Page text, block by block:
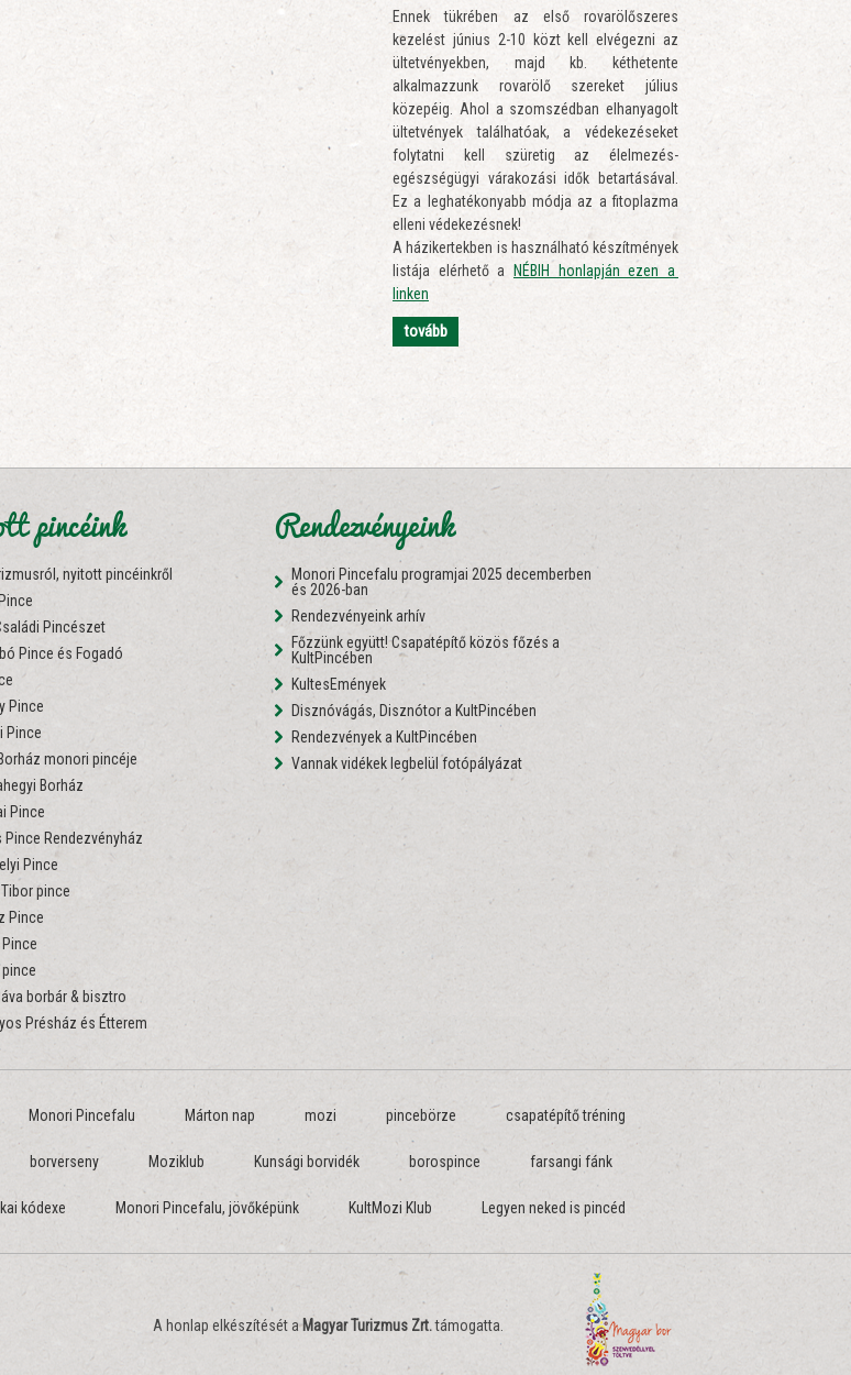
Ennek tükrében az első rovarölőszeres
kezelést június 2-10 közt kell elvégezni az
ültetvényekben, majd kb. kéthetente
alkalmazzunk rovarölő szereket július
közepéig. Ahol a szomszédban elhanyagolt
ültetvények találhatóak, a védekezéseket
folytatni kell szüretig az élelmezés-
egészségügyi várakozási idők betartásával.
Ez a leghatékonyabb módja az a fitoplazma
elleni védekezésnek!
A házikertekben is használható készítmények
listája elérhető a
NÉBIH honlapján ezen a
linken
tovább
pincéink
nyitott pincéinkről
Pincészet
Pince és Fogadó
Pince
Pince
monori pincéje
Borház
Pince
Pince Rendezvényház
Pince
pince
Pince
Pince
pince
borbár & bisztro
Présház és Étterem
Rendezvényeink
Monori Pincefalu programjai 2025 decemberben
és 2026-ban
Rendezvényeink arhív
Főzzünk együtt! Csapatépítő közös főzés a
KultPincében
KultesEmények
Disznóvágás, Disznótor a KultPincében
Rendezvények a KultPincében
Vannak vidékek legbelül fotópályázat
Monori Pincefalu Márton nap mozi pincebörze csapatépítő tréning
borverseny Moziklub Kunsági borvidék borospince farsangi fánk
kódexe Monori Pincefalu, jövőképünk KultMozi Klub Legyen neked is pincéd
A honlap elkészítését aMagyar Turizmus Zrt.támogatta.